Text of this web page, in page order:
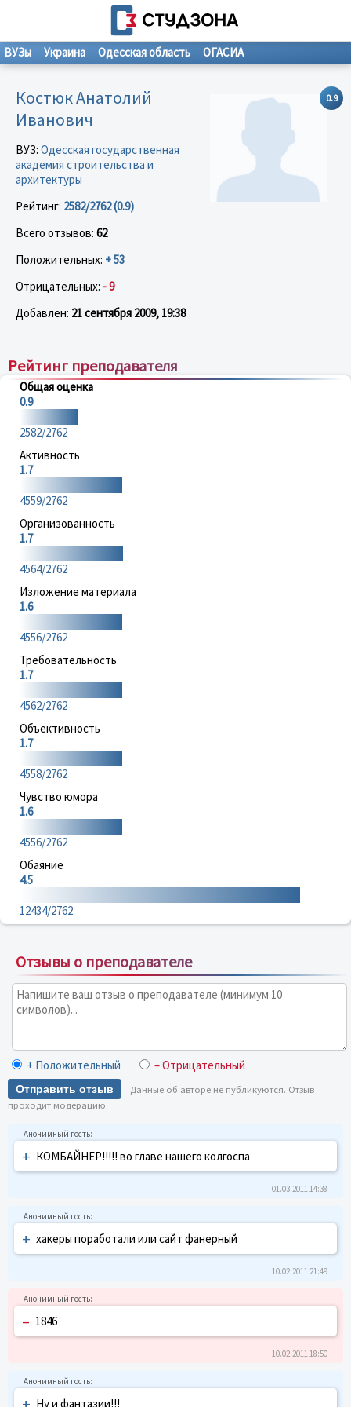
ВУЗы Украина Одесская область ОГАСИА
0.9
Костюк Анатолий
Иванович
ВУЗ: Одесская государственная
академия строительства и
архитектуры
Рейтинг: 2582/2762 (0.9)
Всего отзывов: 62
Положительных: + 53
Отрицательных: - 9
Добавлен: 21 сентября 2009, 19:38
Рейтинг преподавателя
Общая оценка
0.9
2582/2762
Активность
1.7
4559/2762
Организованность
1.7
4564/2762
Изложение материала
1.6
4556/2762
Требовательность
1.7
4562/2762
Объективность
1.7
4558/2762
Чувство юмора
1.6
4556/2762
Обаяние
4.5
12434/2762
Отзывы о преподавателе
+ Положительный – Отрицательный
Отправить отзыв
Данные об авторе не публикуются. Отзыв
проходит модерацию.
+ КОМБАЙНЕР!!!!! во главе нашего колгоспа
01.03.2011 14:38
+ хакеры поработали или сайт фанерный
10.02.2011 21:49
– 1846
10.02.2011 18:50
Ну и фантазии!!!